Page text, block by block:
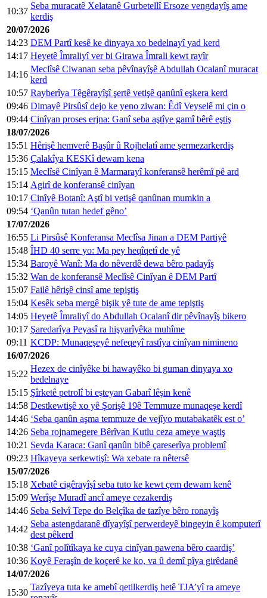
10:37
Seba muracatê Xelatanê Gurbetellî Ersoze vengdayîş ame
kerdiş
20/07/2026
14:23 DEM Partî kesê ke dinyaya xo bedelnayî yad kerd
14:17 Heyetê Îmraliyî ver bi Girawa Îmrali kewt rayîr
14:16
Meclîsê Ciwanan seba pêvînayîşê Abdullah Ocalanî muracat
kerd
10:57 Rayberîya Têgêrayîşî şertê vetişê qanûnî eşkera kerd
09:46 Dimayê Pirsûsî dejo ke yeno ziwan: Êdî Veyselê mi çin o
09:44 Cinîyan proses erjna: Ganî seba aştîye gamî bêrê eştiş
18/07/2026
15:51 Hêrişê hemverê Başûr û Rojhelatî ame şermezarkerdiş
15:36 Çalakîya KESKî dewam kena
15:15 Meclîsê Cinîyan ê Marmarayî konferansê herêmî pê ard
15:14 Agirî de konferansê cinîyan
10:17 Cinîyê Botanî: Aştî bi vetişê qanûnan mumkin a
09:54 ‘Qanûn tutan hedef gêno’
17/07/2026
16:55 Li Pirsûsê Konferansa Meclîsa Jinan a DEM Partiyê
15:48 ÎHD 40 serre yo: Ma pey heqîqetî de yê
15:34 Baroyê Wanî: Ma do nêverdê dewa bêro padayîş
15:32 Wan de konferansê Meclîsê Cinîyan ê DEM Partî
15:07 Failê hêrişê cinsî ame tepiştiş
15:04 Kesêk seba mergê bişik yê tute de ame tepiştiş
14:05 Heyetê Îmraliyî do Abdullah Ocalanî dir pêvînayîş bikero
10:17 Şaredarîya Peyasî ra hişyarîyêka muhîme
09:11 KCDP: Munaqeşeyê nefeqeyî rastîya cinîyan nimineno
16/07/2026
15:22
Hezex de cinîyêke bi hawayêko bi guman dinyaya xo
bedelnaye
15:15 Şîrketê petrolî bi eşteyan Gabarî lêşin kenê
14:58 Destkewtişê xo yê Şorişê 19ê Temmuze munaqeşe kerdî
14:46 ‘Seba qanûn aşma temmuze de vejîyo mutabakatêk est o’
14:26 Seba rojnamegere Bêrîvan Kutlu ceza ameye waştiş
10:21 Sevda Karaca: Ganî qanûn bibê çareserîya problemî
09:23 Hîkayeya serkewtişî: Wa xebate ra nêtersê
15/07/2026
15:18 Xebatê cigêrayîşî seba tuto ke kewt çem dewam kenê
15:09 Werîşe Muradî ancî ameye cezakerdiş
14:46 Seba Selvî Tepe do Belçîka de tazîye bêro ronayîş
14:42
Seba astengdaranê dîyayîşî perwerdeyê bingeyin ê komputerî
dest pêkerd
10:38 ‘Ganî polîtîkaya ke cuya cinîyan pawena bêro caardiş’
10:36 Koyê Feraşîn de koçerê ke ko, va û demî pîya girêdanê
14/07/2026
15:30
Tazîyeya tuta ke amebî qetilkerdiş hetê TJA’yî ra ameye